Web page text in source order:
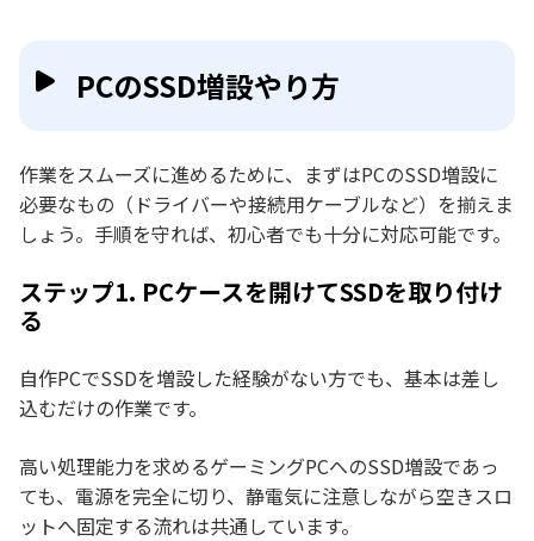
PCのSSD増設やり方
作業をスムーズに進めるために、まずはPCのSSD増設に
必要なもの（ドライバーや接続用ケーブルなど）を揃えま
しょう。手順を守れば、初心者でも十分に対応可能です。
ステップ1. PCケースを開けてSSDを取り付け
る
自作PCでSSDを増設した経験がない方でも、基本は差し
込むだけの作業です。
高い処理能力を求めるゲーミングPCへのSSD増設であっ
ても、電源を完全に切り、静電気に注意しながら空きスロ
ットへ固定する流れは共通しています。